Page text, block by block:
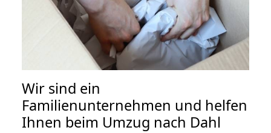
Wir sind ein
Familienunternehmen und helfen
Ihnen beim Umzug nach Dahl